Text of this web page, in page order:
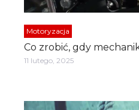
Motoryzacja
Co zrobić, gdy
11 lutego, 2025